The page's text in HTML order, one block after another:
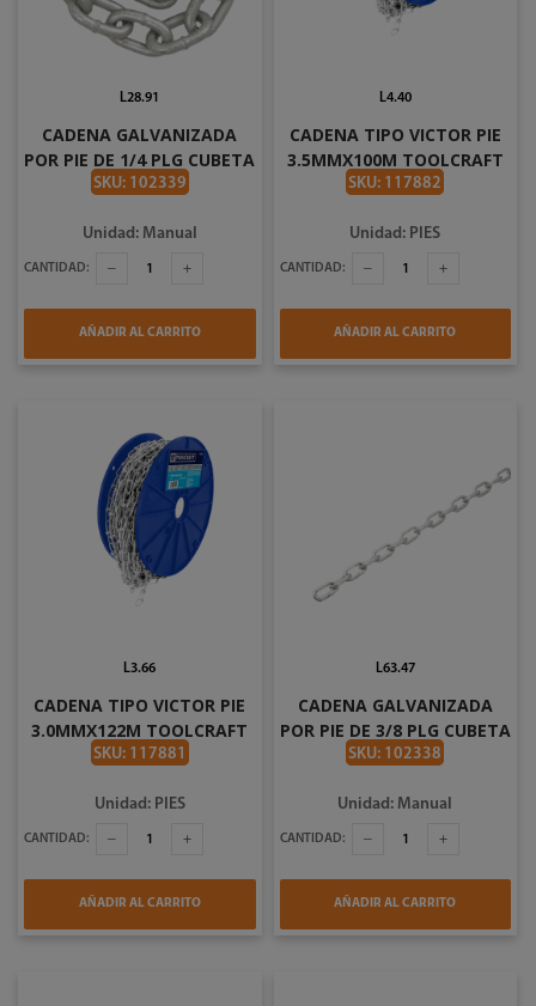
CADENA GALVANIZADA
POR PIE DE 1/4 PLG CUBETA
DE 61 MTS/200.08 FT
SKU: 102339
L28.91
Unidad: Manual
CANTIDAD:
AÑADIR AL CARRITO
CADENA TIPO VICTOR PIE
3.5MMX100M TOOLCRAFT
TC1091
SKU: 117882
L4.40
Unidad: PIES
CANTIDAD:
AÑADIR AL CARRITO
CADENA TIPO VICTOR PIE
3.0MMX122M TOOLCRAFT
TC1090
SKU: 117881
L3.66
Unidad: PIES
CANTIDAD:
AÑADIR AL CARRITO
CADENA GALVANIZADA
POR PIE DE 3/8 PLG CUBETA
DE 82.65 FT DEACERO
SKU: 102338
L63.47
Unidad: Manual
CANTIDAD:
AÑADIR AL CARRITO